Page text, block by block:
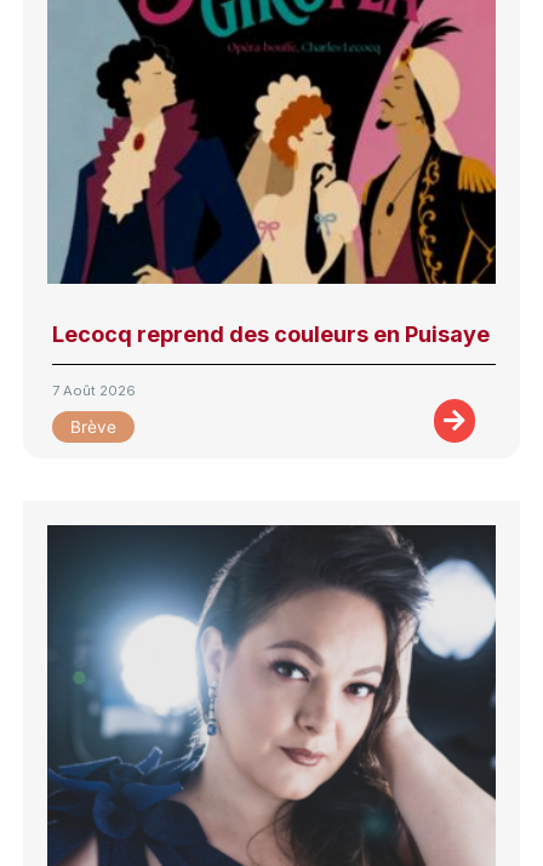
Lecocq reprend des couleurs en Puisaye
7 Août 2026
Brève